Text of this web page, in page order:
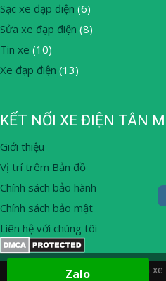
Sạc xe đạp điện (6)
Sửa xe đạp điện (8)
Tin xe (10)
Xe đạp điện (13)
KẾT NỐI XE ĐIỆN TÂN
Giới thiệu
Vị trí trêm Bản đồ
Chính sách bảo hành
Chính sách bảo mật
Liên hệ với chúng tôi
© 2026 Thay ắc quy, mua bán
Zalo